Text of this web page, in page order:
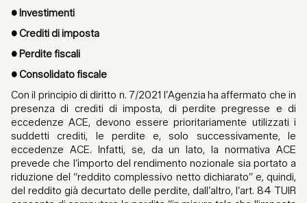
• Investimenti
• Crediti di imposta
• Perdite fiscali
• Consolidato fiscale
Con il principio di diritto n. 7/2021 l’Agenzia ha affermato che in
presenza di crediti di imposta, di perdite pregresse e di
eccedenze ACE, devono essere prioritariamente utilizzati i
suddetti crediti, le perdite e, solo successivamente, le
eccedenze ACE. Infatti, se, da un lato, la normativa ACE
prevede che l’importo del rendimento nozionale sia portato a
riduzione del “reddito complessivo netto dichiarato” e, quindi,
del reddito già decurtato delle perdite, dall’altro, l’art. 84 TUIR